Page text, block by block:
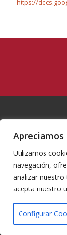
Apreciamos
Utilizamos
navegación,
analizar nuestro
acepta nuestro
Configurar
https://
© Copyright -
COMPETICIONES